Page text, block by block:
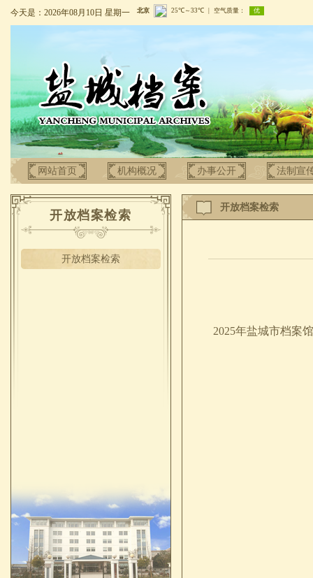
今天是：2026年08月10日 星期一
网站首页 机构概况 办事公开 法制宣
开放档案检索
开放档案检索
开放档案检索
2025年盐城市档案